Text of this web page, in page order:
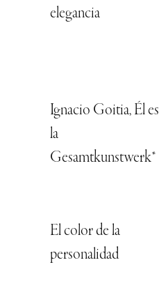
elegancia
Ignacio Goitia, Él es
la
Gesamtkunstwerk*
El color de la
personalidad